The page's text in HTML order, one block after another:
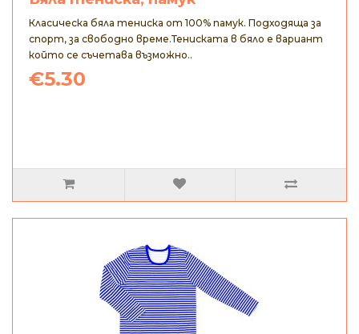
Класическа бяла тениска от 100% памук. Подходяща за
спорт, за свободно време.Тениската в бяло е вариант
който се съчетава възможно..
€5.30